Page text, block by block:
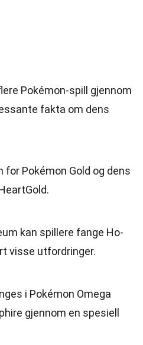
Pokémon-spill gjennom
fakta om dens
for Pokémon Gold og dens
kan spillere fange Ho-
visse utfordringer.
i Pokémon Omega
gjennom en spesiell